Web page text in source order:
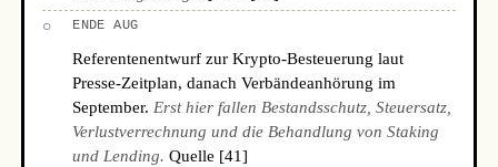
○ ENDE AUG
Referentenentwurf zur Krypto-Besteuerung laut
Presse-Zeitplan, danach Verbändeanhörung im
September. Erst hier fallen Bestandsschutz, Steuersatz,
Verlustverrechnung und die Behandlung von Staking
und Lending. Quelle [41]